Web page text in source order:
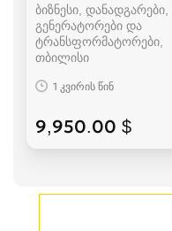
ბიზნესი, დანადგარები,
გენერატორები და
ტრანსფორმატორები
თბილისი
1 კვირის წინ
9,950.00 $